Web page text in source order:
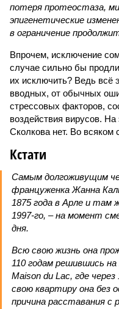
потеря протеостаза,
эпигенетические
в ограничение
Впрочем, исключение
случае сильно бы
их исключить? Ведь всё
вводных, от обычных
стрессовых факторов,
воздействия вирусов.
Сколкова нет. Во всяком
Кстати
Самым долгоживущим
француженка Жанна
1875 года в Арле и там
1997-го, – на момент
дня.
Всю свою жизнь она
110 годам решившись
Maison du Lac, где
свою квартиру она без
причина расставания с